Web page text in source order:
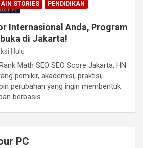
STORIES PENDIDIKAN
Internasional Anda, Program
di Jakarta!
Hulu
Math SEO SEO Score Jakarta, HN
pemikir, akademisi, praktisi,
perubahan yang ingin membentuk
berbasis…
PC